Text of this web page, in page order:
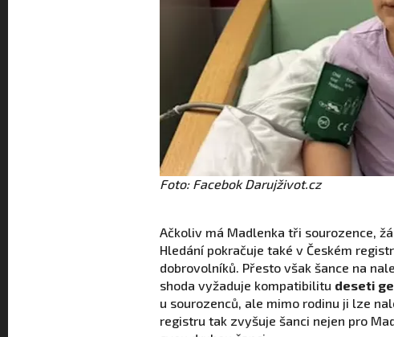
Foto: Facebok Darujživot.cz
Ačkoliv má Madlenka tři sourozence,
Hledání pokračuje také v Českém
dobrovolníků. Přesto však šance na
shoda vyžaduje kompatibilitu deseti
u sourozenců, ale mimo rodinu ji lze
registru tak zvyšuje šanci nejen pro